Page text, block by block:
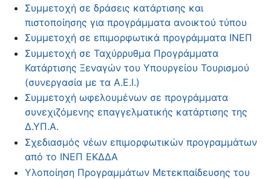
Συμμετοχή σε δράσεις κατάρτισης και
πιστοποίησης για προγράμματα ανοικτού τύπου
Συμμετοχή σε επιμορφωτικά προγράμματα ΙΝΕΠ
Συμμετοχή σε Ταχύρρυθμα Προγράμματα
Κατάρτισης Ξεναγών του Υπουργείου Τουρισμού
(συνεργασία με τα Α.Ε.Ι.)
Συμμετοχή ωφελουμένων σε προγράμματα
συνεχιζόμενης επαγγελματικής κατάρτισης της
Δ.ΥΠ.Α.
Σχεδιασμός νέων επιμορφωτικών προγραμμάτων
από το ΙΝΕΠ ΕΚΔΔΑ
Υλοποίηση Προγραμμάτων Μετεκπαίδευσης του